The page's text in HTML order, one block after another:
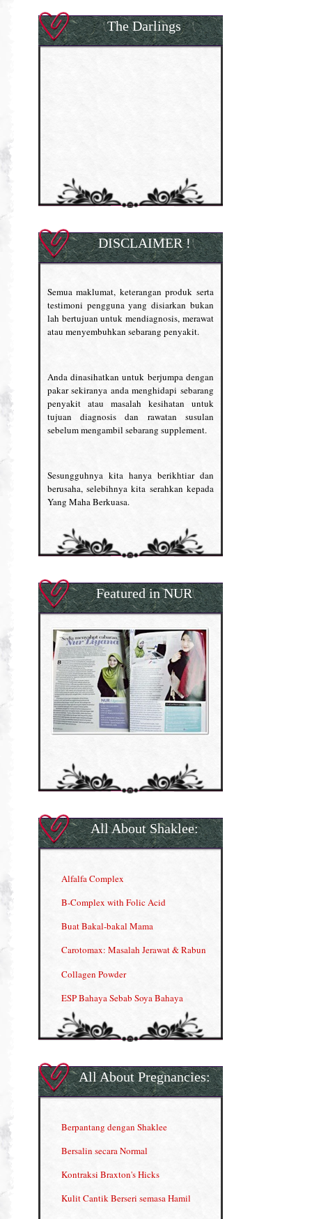
The Darlings
DISCLAIMER !
Semua maklumat, keterangan produk serta
testimoni pengguna yang disiarkan bukan
lah bertujuan untuk mendiagnosis, merawat
atau menyembuhkan sebarang penyakit.
Anda dinasihatkan untuk berjumpa dengan
pakar sekiranya anda menghidapi sebarang
penyakit atau masalah kesihatan untuk
tujuan diagnosis dan rawatan susulan
sebelum mengambil sebarang supplement.
Sesungguhnya kita hanya berikhtiar dan
berusaha, selebihnya kita serahkan kepada
Yang Maha Berkuasa.
Featured in NUR
All About Shaklee:
Alfalfa Complex
B-Complex with Folic Acid
Buat Bakal-bakal Mama
Carotomax: Masalah Jerawat & Rabun
Collagen Powder
ESP Bahaya Sebab Soya Bahaya
ESP Produk Shaklee Paling HOT
Gla Complex (II)
Herbal Blend the Magic Cream
All About Pregnancies:
Berpantang dengan Shaklee
Bersalin secara Normal
Kontraksi Braxton's Hicks
Kulit Cantik Berseri semasa Hamil